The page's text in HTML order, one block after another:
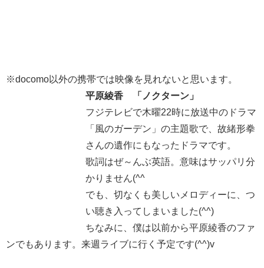
※docomo以外の携帯では映像を見れないと思います。
平原綾香 「ノクターン」
フジテレビで木曜22時に放送中のドラマ
「風のガーデン」の主題歌で、故緒形拳
さんの遺作にもなったドラマです。
歌詞はぜ～んぶ英語。意味はサッパリ分
かりません(^^ゞ
でも、切なくも美しいメロディーに、つ
い聴き入ってしまいました(^^)
ちなみに、僕は以前から平原綾香のファ
ンでもあります。来週ライブに行く予定です(^^)v